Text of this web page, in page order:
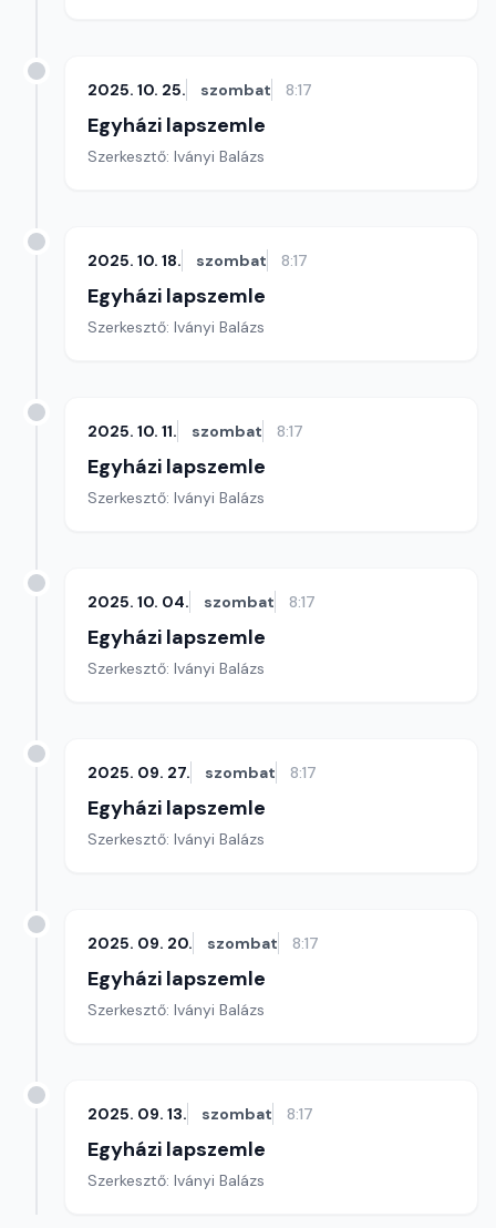
2025. 10. 25. szombat 8:17
Egyházi lapszemle
Szerkesztő: Iványi Balázs
2025. 10. 18. szombat 8:17
Egyházi lapszemle
Szerkesztő: Iványi Balázs
2025. 10. 11. szombat 8:17
Egyházi lapszemle
Szerkesztő: Iványi Balázs
2025. 10. 04. szombat 8:17
Egyházi lapszemle
Szerkesztő: Iványi Balázs
2025. 09. 27. szombat 8:17
Egyházi lapszemle
Szerkesztő: Iványi Balázs
2025. 09. 20. szombat 8:17
Egyházi lapszemle
Szerkesztő: Iványi Balázs
2025. 09. 13. szombat 8:17
Egyházi lapszemle
Szerkesztő: Iványi Balázs